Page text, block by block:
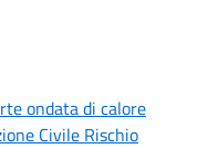
ondata di calore
Civile Rischio